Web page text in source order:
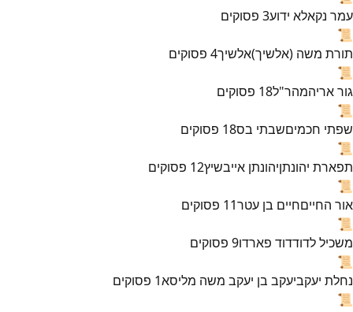
עמר נקאלא ידוע3 פסוקים
📜
תורת משה (אלשיך)אלשיך4 פסוקים
📜
גור אריהמהר"ל18 פסוקים
📜
שפתי חכמיםשבתי בס18 פסוקים
📜
תפארת יהונתןיהונתן אייבשיץ12 פסוקים
📜
אור החייםחיים בן עטר11 פסוקים
📜
משכיל לדודדוד פארדו9 פסוקים
📜
נחלת יעקביעקב בן יעקב משה מליסא1 פסוקים
📜